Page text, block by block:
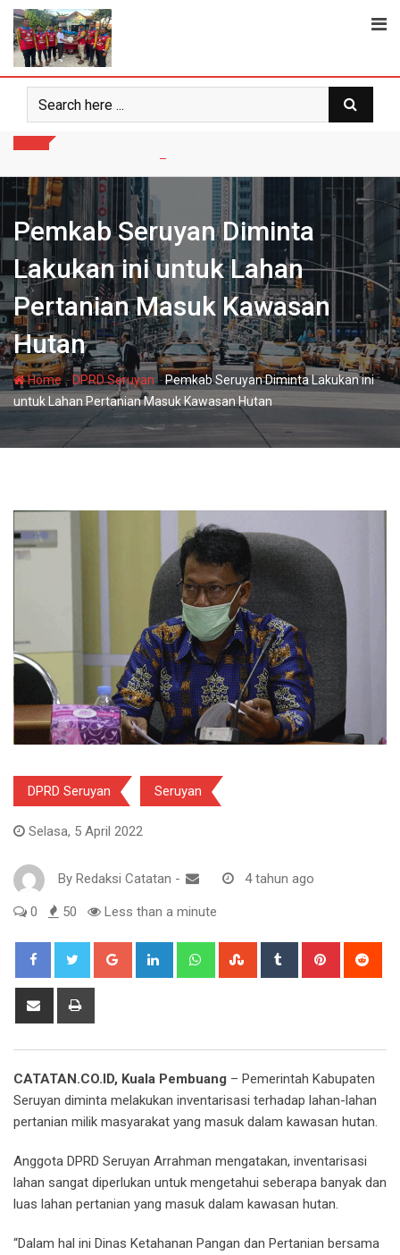
Skip
content
Pemkab Seruyan Diminta
Lakukan ini untuk Lahan
Pertanian Masuk Kawasan
Hutan
Home-DPRD Seruyan-Pemkab Seruyan Diminta Lakukan ini
untuk Lahan Pertanian Masuk Kawasan Hutan
DPRD Seruyan Seruyan
Selasa, 5 April 2022
By Redaksi Catatan - 4 tahun ago
0 50 Less than a minute
Google+ LinkedIn WhatsappStumbleUpon
Tumblr Pinterest
Share
CATATAN.CO.ID, Kuala Pembuang – Pemerintah Kabupaten
Seruyan diminta melakukan inventarisasi terhadap lahan-lahan
pertanian milik masyarakat yang masuk dalam kawasan hutan.
Anggota DPRD Seruyan Arrahman mengatakan, inventarisasi
lahan sangat diperlukan untuk mengetahui seberapa banyak dan
luas lahan pertanian yang masuk dalam kawasan hutan.
“Dalam hal ini Dinas Ketahanan Pangan dan Pertanian bersama